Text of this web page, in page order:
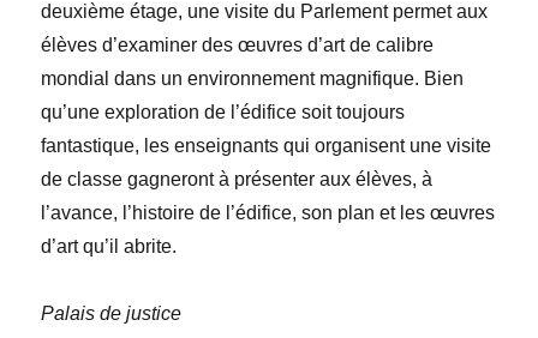
deuxième étage, une visite du Parlement permet aux
élèves d’examiner des œuvres d’art de calibre
mondial dans un environnement magnifique. Bien
qu’une exploration de l’édifice soit toujours
fantastique, les enseignants qui organisent une visite
de classe gagneront à présenter aux élèves, à
l’avance, l’histoire de l’édifice, son plan et les œuvres
d’art qu’il abrite.
Palais de justice